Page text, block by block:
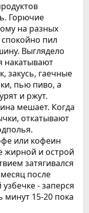
Горючие
на разных
пил
Выглядело
накатывают
закусь, гаечные
пью пиво, а
и ржут.
мешает. Когда
откатывают
или кофеин
жирной и острой
затягивался
после
- заперся
15-20 пока